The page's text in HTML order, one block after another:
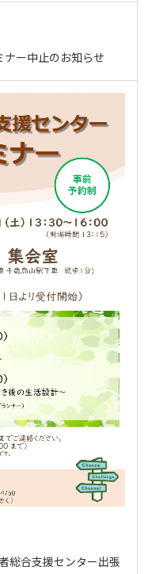
ナー中止のお知らせ
総合支援センター出張